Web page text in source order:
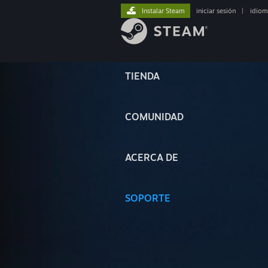
TIENDA
COMUNIDAD
ACERCA DE
SOPORTE
Instalar Steam iniciar sesión